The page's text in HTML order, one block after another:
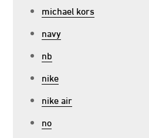
michael kors
navy
nb
nike
nike air
no